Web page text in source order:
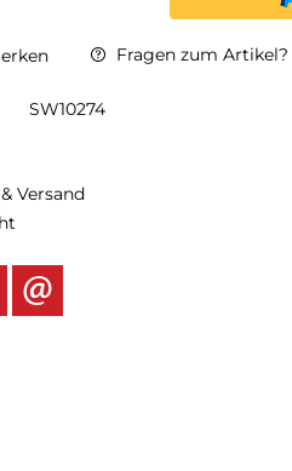
Fragen zum Artikel?
SW10274
Versand